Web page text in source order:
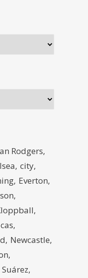
Rodgers
city
Everton
Newcastle
Suárez